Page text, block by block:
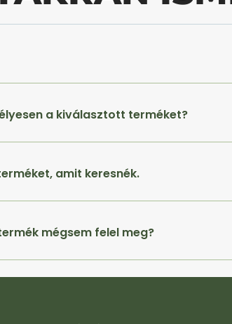
a kiválasztott terméket?
amit keresnék.
mégsem felel meg?